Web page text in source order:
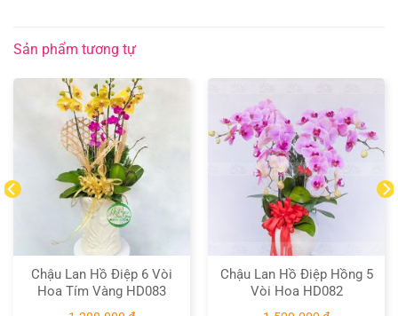
Sản phẩm tương tự
Chậu Lan Hồ Điệp 6 Vòi
Hoa Tím Vàng HD083
Chậu Lan Hồ Điệp Hồng 5
Vòi Hoa HD082